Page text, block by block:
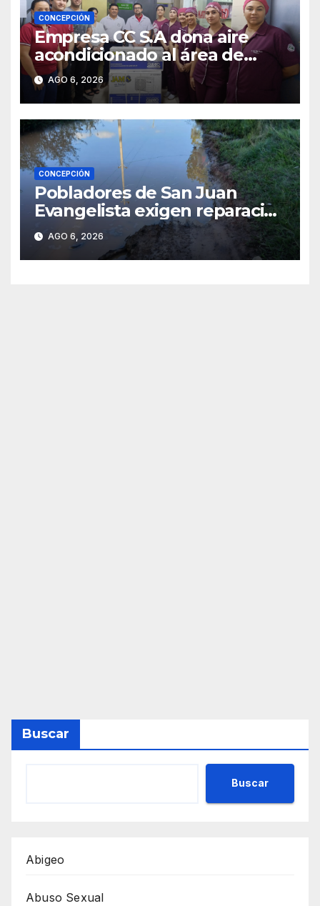
CONCEPCIÓN
Empresa CC S.A dona aire
acondicionado al área de
maternidad del IPS de
Concepción
AGO 6, 2026
CONCEPCIÓN
Pobladores de San Juan
Evangelista exigen reparación
urgente de caminos vecinales
AGO 6, 2026
Buscar
Buscar
Abigeo
Abuso Sexual